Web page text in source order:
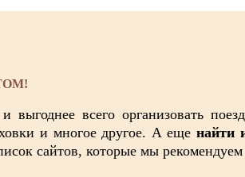
всего организовать
и многое другое. А ещенайти
сайтов, которые мы рекомендуем